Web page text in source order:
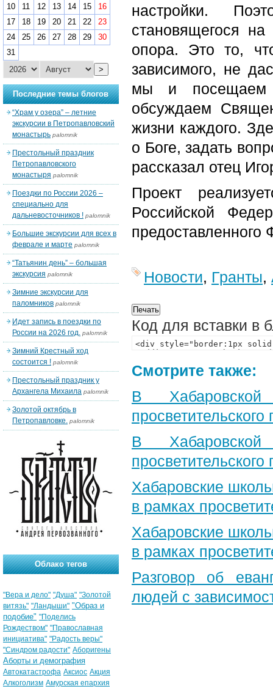
настройки.
становящегося
опора. Это то,
зависимого, не
мы и посещаем
обсуждаем
жизни каждого.
о Боге, задать
рассказал отец
Проект
Российской
предоставленного
Новости, Гранты,
Код для вставки в
Смотрите также:
В
В
Хабаровские
в рамках
Хабаровские
в рамках
Разговор об
людей с
10
11 12 13 14 15
16
17
18 19 20 21 22
23
24
25 26 27 28 29
30
31
>
Последние темы блогов
“Храм у озера” – летние
экскурсии в Петропавловский
монастырь palomnik
Престольный праздник
Петропавловского
монастыря palomnik
Поездки по России 2026 –
специально для
дальневосточников ! palomnik
Большие экскурсии для всех в
феврале и марте palomnik
“Татьянин день” – большая
экскурсия palomnik
Зимние экскурсии для
паломников palomnik
Идет запись в поездки по
России на 2026 год. palomnik
Зимний Крестный ход
состоится ! palomnik
Престольный праздник у
Архангела Михаила palomnik
Золотой октябрь в
Петропавловке. palomnik
Облако тегов
"Вера и дело" "Душа" "Золотой
витязь" "Ландыши" "Образ и
подобие" "Поделись
Рождеством" "Православная
инициатива" "Радость веры"
"Синдром радости" Аборигены
Аборты и демография
Автокатастрофа Аксиос Акция
Алкоголизм Амурская епархия